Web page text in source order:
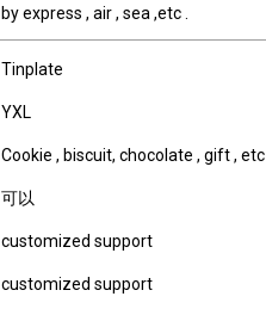
by express , air , sea ,etc .
Tinplate
YXL
Cookie , biscuit, chocolate , gift , etc .
可以
customized support
customized support